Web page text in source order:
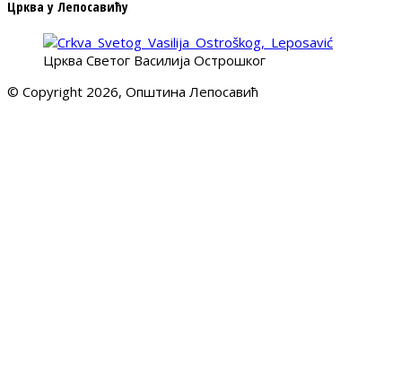
Црква у Лепосавићу
Црква Светог Василија Острошког
© Copyright 2026, Општина Лепосавић